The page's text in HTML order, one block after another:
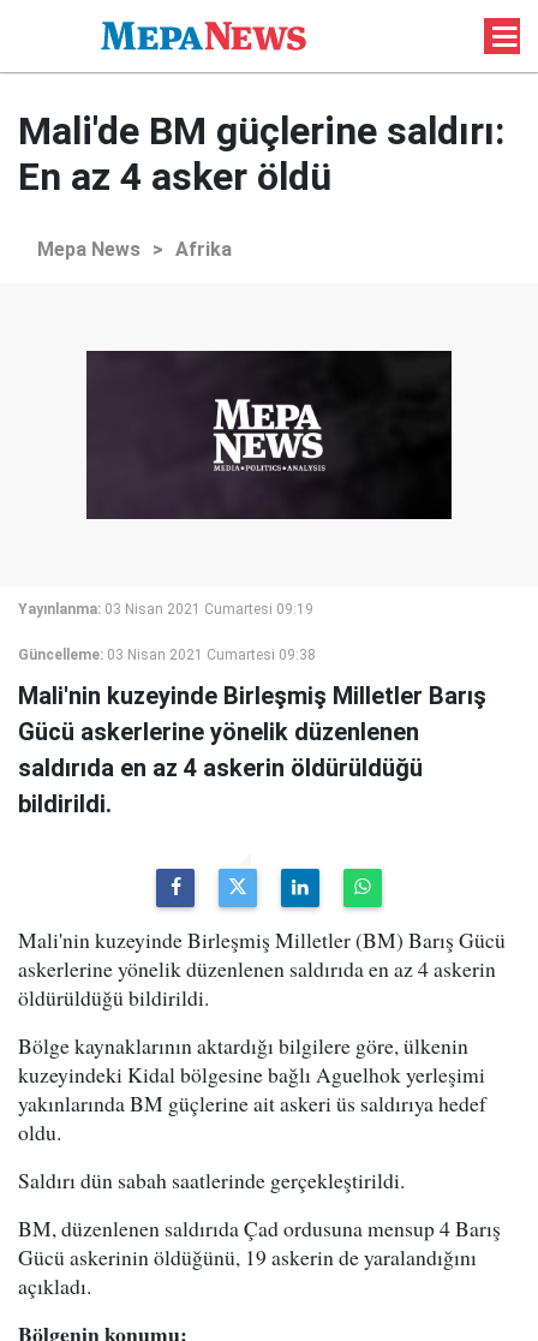
Mali'de BM güçlerine saldırı:
En az 4 asker öldü
Mepa News > Afrika
Yayınlanma: 03 Nisan 2021 Cumartesi 09:19
Güncelleme: 03 Nisan 2021 Cumartesi 09:38
Mali'nin kuzeyinde Birleşmiş Milletler Barış
Gücü askerlerine yönelik düzenlenen
saldırıda en az 4 askerin öldürüldüğü
bildirildi.
Mali'nin kuzeyinde Birleşmiş Milletler (BM) Barış Gücü
askerlerine yönelik düzenlenen saldırıda en az 4 askerin
öldürüldüğü bildirildi.
Bölge kaynaklarının aktardığı bilgilere göre, ülkenin
kuzeyindeki Kidal bölgesine bağlı Aguelhok yerleşimi
yakınlarında BM güçlerine ait askeri üs saldırıya hedef
oldu.
Saldırı dün sabah saatlerinde gerçekleştirildi.
BM, düzenlenen saldırıda Çad ordusuna mensup 4 Barış
Gücü askerinin öldüğünü, 19 askerin de yaralandığını
açıkladı.
Bölgenin konumu: